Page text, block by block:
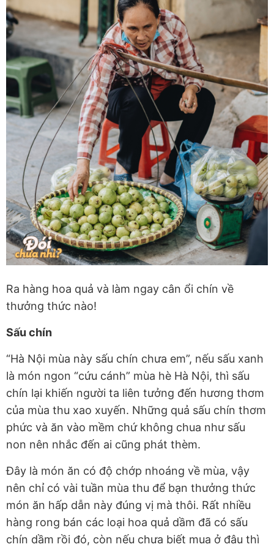
Ra hàng hoa quả và làm ngay cân ổi chín về
thưởng thức nào!
Sấu chín
“Hà Nội mùa này sấu chín chưa em”, nếu sấu xanh
là món ngon “cứu cánh” mùa hè Hà Nội, thì sấu
chín lại khiến người ta liên tưởng đến hương thơm
của mùa thu xao xuyến. Những quả sấu chín thơm
phức và ăn vào mềm chứ không chua như sấu
non nên nhắc đến ai cũng phát thèm.
Đây là món ăn có độ chớp nhoáng về mùa, vậy
nên chỉ có vài tuần mùa thu để bạn thưởng thức
món ăn hấp dẫn này đúng vị mà thôi. Rất nhiều
hàng rong bán các loại hoa quả dầm đã có sấu
chín dầm rồi đó, còn nếu chưa biết mua ở đâu thì